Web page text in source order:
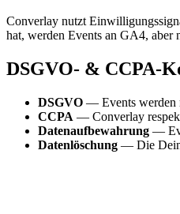
Converlay nutzt
hat, werden Events an GA4, aber
DSGVO- & CCPA-
DSGVO — Events werden
CCPA — Converlay
Datenaufbewahrung —
Datenlöschung — Die